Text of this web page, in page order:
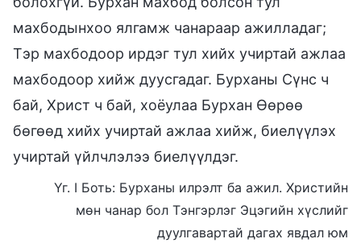
махбодынхоо ялгамж чанараар ажилладаг;
Тэр махбодоор ирдэг тул хийх учиртай ажлаа
махбодоор хийж дуусгадаг. Бурханы Сүнс ч
бай, Христ ч бай, хоёулаа Бурхан Өөрөө
бөгөөд хийх учиртай ажлаа хийж, биелүүлэх
учиртай үйлчлэлээ биелүүлдэг.
Үг. I Боть: Бурханы илрэлт ба ажил. Христийн
мөн чанар бол Тэнгэрлэг Эцэгийн хүслийг
дуулгавартай дагах явдал юм